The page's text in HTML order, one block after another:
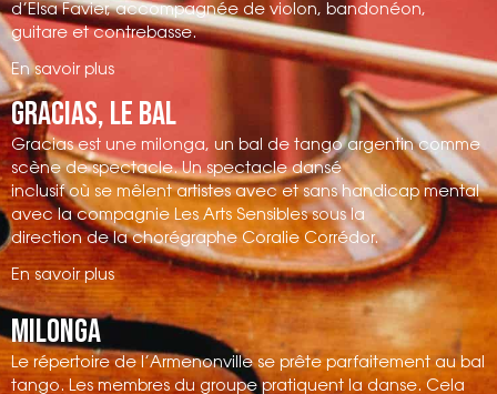
d’Elsa Favier, accompagnée de violon, bandonéon,
guitare et contrebasse.
En savoir plus
Gracias, le bal
Gracias est une milonga, un bal de tango argentin comme
scène de spectacle. Un spectacle dansé
inclusif où se mêlent artistes avec et sans handicap mental
avec la compagnie Les Arts Sensibles sous la
direction de la chorégraphe Coralie Corrédor.
En savoir plus
Milonga
Le répertoire de l’Armenonville se prête parfaitement au bal
tango. Les membres du groupe pratiquent la danse. Cela